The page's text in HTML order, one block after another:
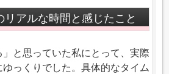
リアルな時間と感じたこと
」と思っていた私にとって、実際
っくりでした。具体的なタイム